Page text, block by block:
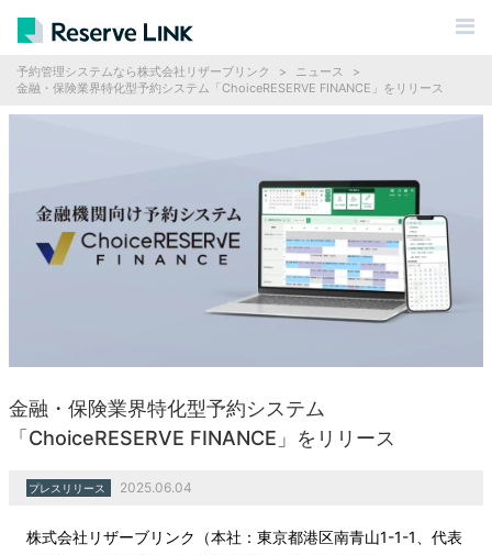
予約管理システムなら株式会社リザーブリンク > ニュース
>
金融・保険業界特化型予約システム「ChoiceRESERVE FINANCE」をリリース
金融・保険業界特化型予約システム
「ChoiceRESERVE FINANCE」をリリース
プレスリリース 2025.06.04
株式会社リザーブリンク（本社：東京都港区南青山1-1-1、代表